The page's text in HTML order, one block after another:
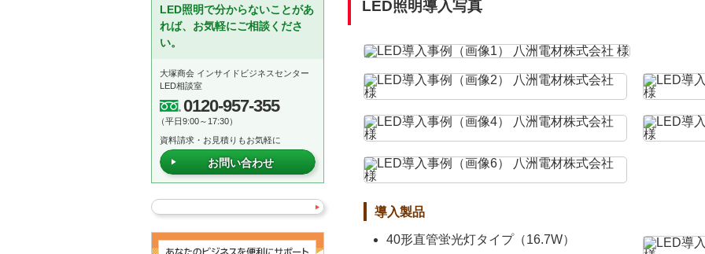
LED照明導入写真
導入製品
40形直管蛍光灯タイプ（16.7W）
LED照明で分からないことがあ
れば、お気軽にご相談くださ
い。
大塚商会 インサイドビジネスセンター
LED相談室
0120-957-355
（平日9:00～17:30）
資料請求・お見積りもお気軽に
お問い合わせ